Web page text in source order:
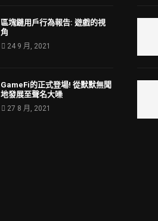
區塊鏈用戶行為報告: 遊戲的視
角
24 9 月, 2021
GameFi的正式登場! 從默默無聞
地發展至聲名大噪
27 8 月, 2021